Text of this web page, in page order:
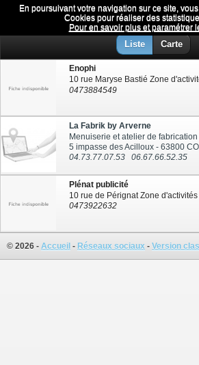
En poursuivant votre navigation sur ce site,
Cookies pour réaliser des
Pour en savoir plus et paramétrer
Bureau d'études
Liste Carte
Enophi
0473884549
La Fabrik by Arverne
04.73.77.07.53
06.67.66.52.35
Plénat publicité
0473922632
© 2026 - Accueil - Réseaux sociaux - Version